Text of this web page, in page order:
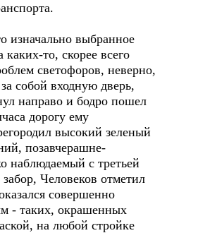
выбранное
каких-то, скорее всего
светофоров, неверно,
собой входную дверь,
направо и бодро пошел
дорогу ему
высокий зеленый
позавчерашне-
наблюдаемый с третьей
Человеков отметил
совершенно
- таких, окрашенных
на любой стройке